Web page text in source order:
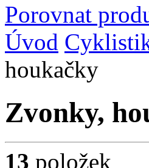
Porovnat
Úvod
houkačky
Zvonky,
13 položek